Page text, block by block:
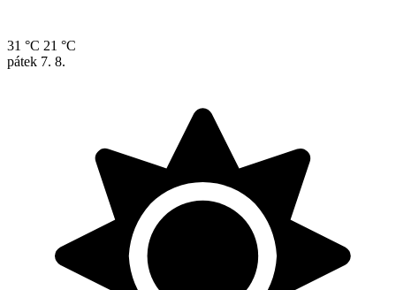
31 °C 21 °C
pátek 7. 8.